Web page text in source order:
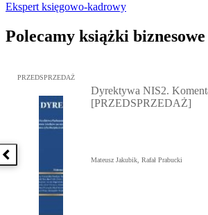
Ekspert księgowo-kadrowy
Polecamy książki biznesowe
Poprzednia książka
Przejdź do: Dyrektywa NIS2. Komentarz
PRZEDSPRZEDAŻ
Dyrektywa NIS2.
[PRZEDSPRZEDAŻ]
Mateusz Jakubik, Rafał Prabucki